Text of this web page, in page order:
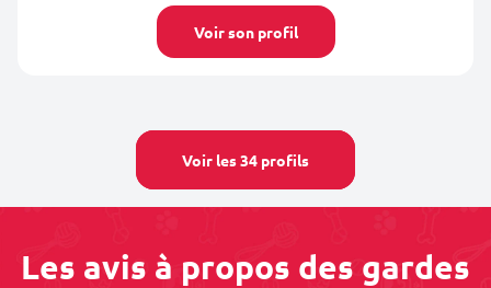
Voir son profil
Voir les 34 profils
Les avis à propos des gardes